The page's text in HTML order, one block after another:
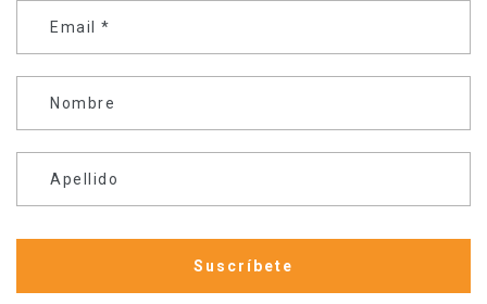
Email *
Nombre
Apellido